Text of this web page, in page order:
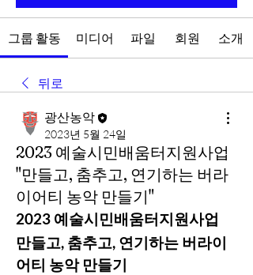
그룹 활동 미디어 파일 회원 소개
뒤로
광산농악
2023년 5월 24일
2023 예술시민배움터지원사업
"만들고, 춤추고, 연기하는 버라
이어티 농악 만들기"
2023 예술시민배움터지원사업
만들고, 춤추고, 연기하는 버라이
어티 농악 만들기